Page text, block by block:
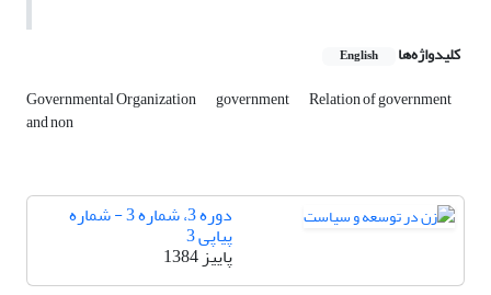
کلیدواژه‌ها English
Governmental Organization government Relation of government
and non
دوره 3، شماره 3 - شماره
پیاپی 3
پاییز 1384